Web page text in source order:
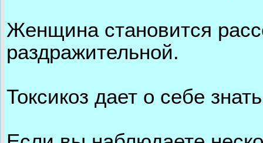
Женщина становится
раздражительной.
Токсикоз дает о себе